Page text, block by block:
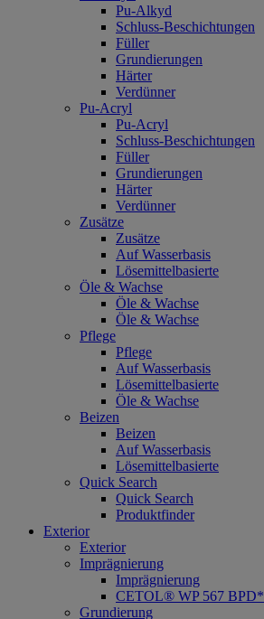
Pu-Alkyd
Schluss-Beschichtungen
Füller
Grundierungen
Härter
Verdünner
Pu-Acryl
Pu-Acryl
Schluss-Beschichtungen
Füller
Grundierungen
Härter
Verdünner
Zusätze
Zusätze
Auf Wasserbasis
Lösemittelbasierte
Öle & Wachse
Öle & Wachse
Öle & Wachse
Pflege
Pflege
Auf Wasserbasis
Lösemittelbasierte
Öle & Wachse
Beizen
Beizen
Auf Wasserbasis
Lösemittelbasierte
Quick Search
Quick Search
Produktfinder
Exterior
Exterior
Imprägnierung
Imprägnierung
CETOL® WP 567 BPD*
Grundierung